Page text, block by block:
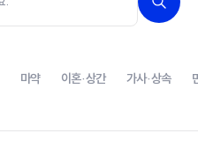
마약 이혼·상간 가사·상속